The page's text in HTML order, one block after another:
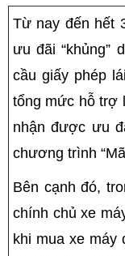
Từ nay đến hết
ưu đãi “khủng”
cầu giấy phép
tổng mức hỗ trợ
nhận được ưu
chương trình
Bên cạnh đó,
chính chủ xe
khi mua xe máy